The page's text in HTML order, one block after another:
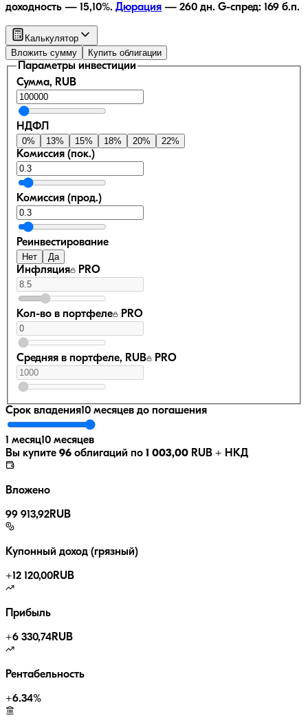
доходность — 15,10%. Дюрация — 260 дн. G-спред: 169 б.п.
Калькулятор
Вложить сумму
Купить облигации
Параметры инвестиции
Сумма, RUB
НДФЛ
0% 13% 15% 18% 20% 22%
Комиссия (пок.)
Комиссия (прод.)
Реинвестирование
Нет Да
Инфляция PRO
Кол-во в портфеле PRO
Средняя в портфеле, RUB PRO
Срок владения10 месяцев до погашения
1 месяц10 месяцев
Вы купите 96 облигаций по 1 003,00 RUB + НКД
Вложено
99 913,92RUB
Купонный доход (грязный)
+12 120,00RUB
Прибыль
+6 330,74RUB
Рентабельность
+6.34%